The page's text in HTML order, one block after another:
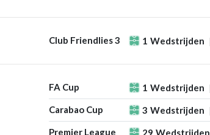
Club Friendlies 3 1 Wedstrijden
FA Cup 1 Wedstrijden
Carabao Cup 3 Wedstrijden
Premier League 29 Wedstrijden